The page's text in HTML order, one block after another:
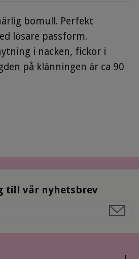
bomull. Perfekt
lösare passform.
i nacken, fickor i
på klänningen är ca 90
till vår nyhetsbrev